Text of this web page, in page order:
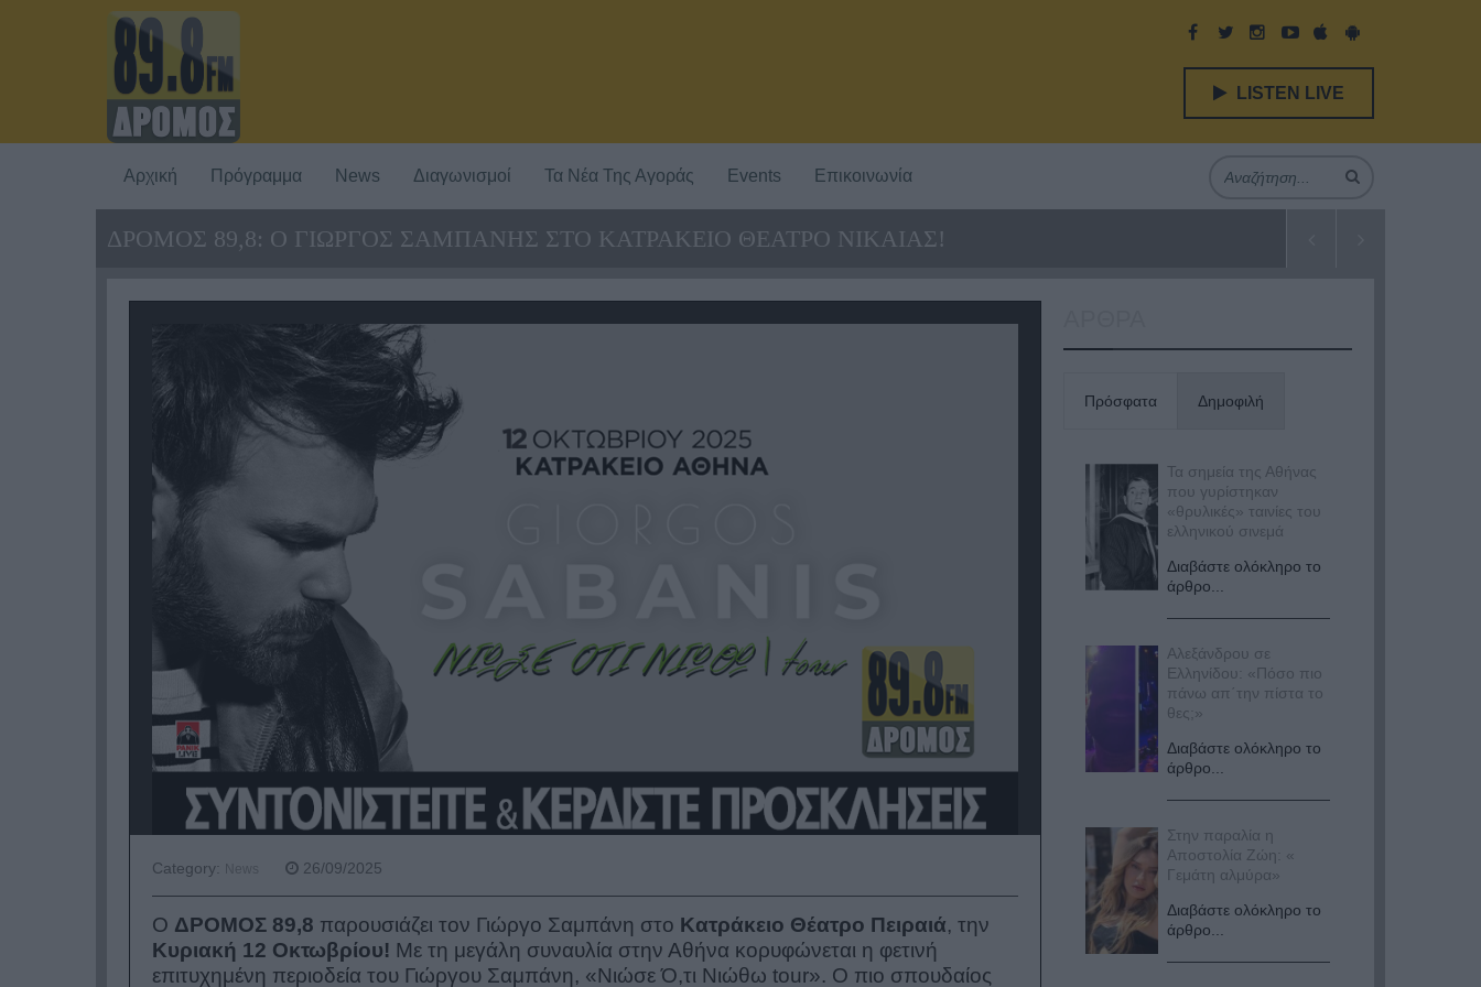
LISTEN LIVE
Αρχική Πρόγραμμα News Διαγωνισμοί Τα Νέα Της Αγοράς Events Επικοινωνία
ΔΡΟΜΟΣ 89,8: Ο ΓΙΩΡΓΟΣ ΣΑΜΠΑΝΗΣ ΣΤΟ ΚΑΤΡΑΚΕΙΟ ΘΕΑΤΡΟ ΝΙΚΑΙΑΣ!
Category: News 26/09/2025
Ο ΔΡΟΜΟΣ 89,8 παρουσιάζει τον Γιώργο Σαμπάνη στο Κατράκειο Θέατρο Πειραιά, την
Κυριακή 12 Οκτωβρίου! Με τη μεγάλη συναυλία στην Αθήνα κορυφώνεται η φετινή
επιτυχημένη περιοδεία του Γιώργου Σαμπάνη, «Νιώσε Ό,τι Νιώθω tour». Ο πιο σπουδαίος
Πρόσφατα Δημοφιλή
Τα σημεία της Αθήνας
που γυρίστηκαν
«θρυλικές» ταινίες του
ελληνικού σινεμά
Διαβάστε ολόκληρο το
άρθρο...
Αλεξάνδρου σε
Ελληνίδου: «Πόσο πιο
πάνω απ΄την πίστα το
θες;»
Διαβάστε ολόκληρο το
άρθρο...
Στην παραλία η
Αποστολία Ζώη: «
Γεμάτη αλμύρα»
Διαβάστε ολόκληρο το
άρθρο...